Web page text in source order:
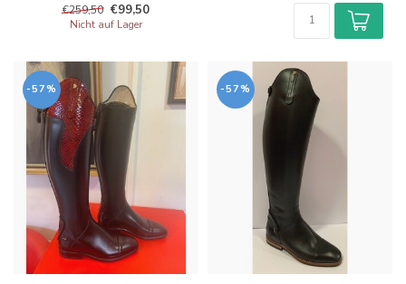
€259,50 €99,50
Nicht auf Lager
-57% -57%